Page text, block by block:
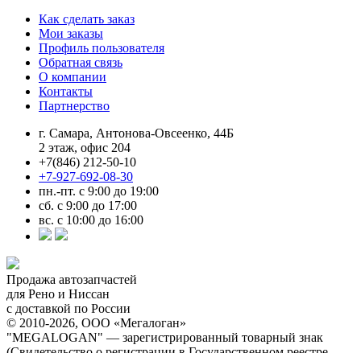
Как сделать заказ
Мои заказы
Профиль пользователя
Обратная связь
О компании
Контакты
Партнерство
г. Самара, Антонова-Овсеенко, 44Б
2 этаж, офис 204
+7(846) 212-50-10
+7-927-692-08-30
пн.-пт. с 9:00 до 19:00
сб. с 9:00 до 17:00
вс. с 10:00 до 16:00
Продажа автозапчастей
для Рено и Ниссан
с доставкой по России
© 2010-2026, ООО «Мегалоган»
"MEGALOGAN" — зарегистрированный товарный знак